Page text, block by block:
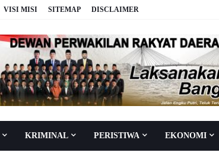
VISI MISI SITEMAP DISCLAIMER
KRIMINAL PERISTIWA EKONOMI